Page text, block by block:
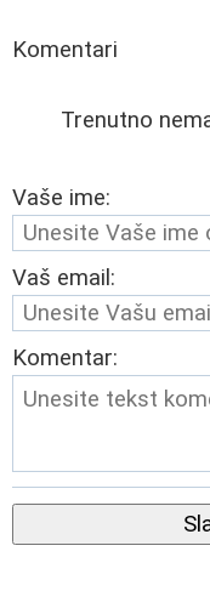
Komentari
Trenutno
Vaše ime:
Vaš email:
Komentar: